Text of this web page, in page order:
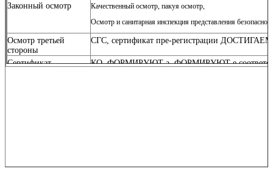
Законный осмотр
Качественный осмотр, пакуя осмотр,
Осмотр и санитарная инспекция представления
Осмотр третьей
стороны
СГС, сертификат пре-регистрации
Сертификат
КО, ФОРМИРУЮТ а, ФОРМИРУЮТ е